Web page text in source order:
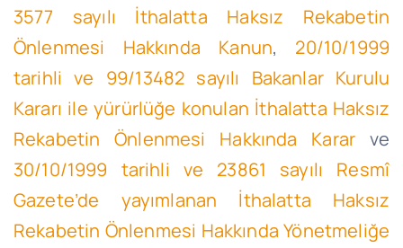
3577 sayılı İthalatta Haksız Rekabetin
Önlenmesi Hakkında Kanun, 20/10/1999
tarihli ve 99/13482 sayılı Bakanlar Kurulu
Kararı ile yürürlüğe konulan İthalatta Haksız
Rekabetin Önlenmesi Hakkında Karar ve
30/10/1999 tarihli ve 23861 sayılı Resmî
Gazete’de yayımlanan İthalatta Haksız
Rekabetin Önlenmesi Hakkında Yönetmeliğe